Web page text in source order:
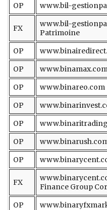
OP
www.bil-
FX
www.bil-
Patrimoine
OP
OP
OP
www.binareo.com
OP
OP
OP
OP
FX
Finance Group
OP